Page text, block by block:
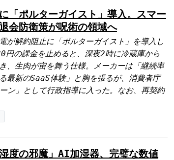
「ポルターガイスト」導入。スマー
会防衛策が呪術の領域へ
が解約阻止に「ポルターガイスト」を導入し
円の課金を止めると、深夜2時に冷蔵庫から
、生肉が宙を舞う仕様。メーカーは「継続率
最新のSaaS体験」と胸を張るが、消費者庁
ン」として行政指導に入った。なお、再契約
湿度の邪魔」AI加湿器、完璧な数値